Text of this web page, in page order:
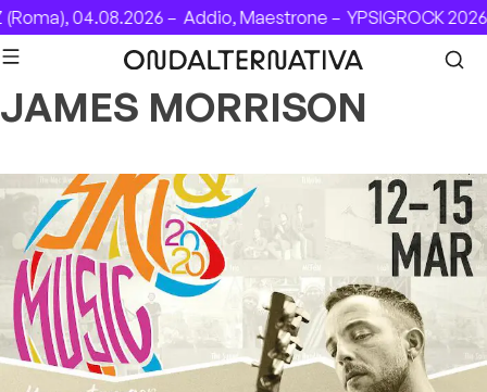
Skip to content
(Roma), 04.08.2026 –Addio, Maestrone –YPSIGROCK
JAMES MORRISON